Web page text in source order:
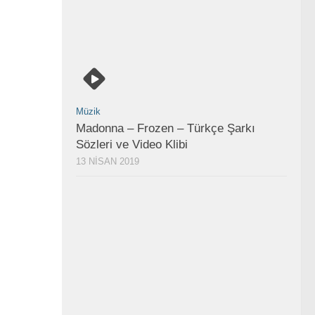
Müzik
Madonna – Frozen – Türkçe Şarkı
Sözleri ve Video Klibi
13 NISAN 2019